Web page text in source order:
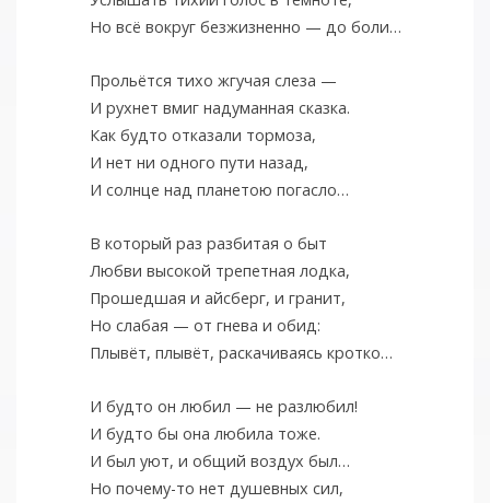
Но всё вокруг безжизненно — до боли…
Прольётся тихо жгучая слеза —
И рухнет вмиг надуманная сказка.
Как будто отказали тормоза,
И нет ни одного пути назад,
И солнце над планетою погасло…
В который раз разбитая о быт
Любви высокой трепетная лодка,
Прошедшая и айсберг, и гранит,
Но слабая — от гнева и обид:
Плывёт, плывёт, раскачиваясь кротко…
И будто он любил — не разлюбил!
И будто бы она любила тоже.
И был уют, и общий воздух был…
Но почему-то нет душевных сил,